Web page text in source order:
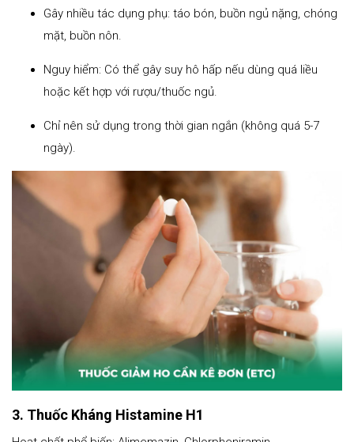
Gây nhiều tác dụng phụ: táo bón, buồn ngủ nặng, chóng
mặt, buồn nôn.
Nguy hiểm: Có thể gây suy hô hấp nếu dùng quá liều
hoặc kết hợp với rượu/thuốc ngủ.
Chỉ nên sử dụng trong thời gian ngắn (không quá 5-7
ngày).
3. Thuốc Kháng Histamine H1